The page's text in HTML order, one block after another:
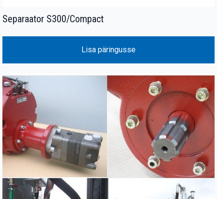
Separaator S300/Compact
Lisa päringusse